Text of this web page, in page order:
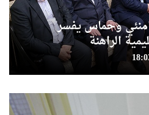
وحماس يفسر
الراهنة